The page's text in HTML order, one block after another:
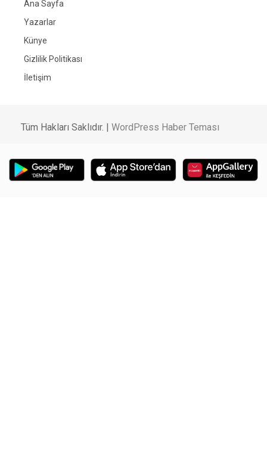
Ana Sayfa
Yazarlar
Künye
Gizlilik Politikası
İletişim
Tüm Hakları Saklıdır. | WordPress Haber Teması